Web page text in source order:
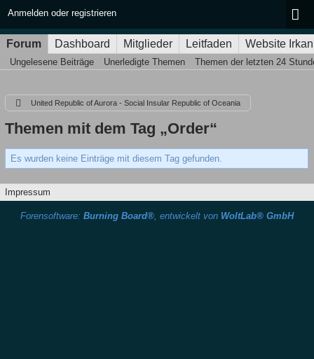
Anmelden oder registrieren
Forum Dashboard Mitglieder Leitfaden Website
Ungelesene Beiträge Unerledigte Themen Themen der letzten 24
United Republic of Aurora - Social Insular Republic of Oceania
Themen mit dem Tag „Order“
Es wurden keine Einträge mit diesem Tag gefunden.
Impressum
Forensoftware: Burning Board®, entwickelt von WoltLab® GmbH